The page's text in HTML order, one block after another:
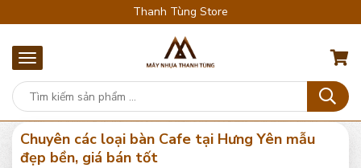
Thanh Tùng Store
Chuyên các loại bàn Cafe tại Hưng Yên mẫu
đẹp bền, giá bán tốt